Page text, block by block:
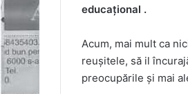
educațional .
Acum, mai mult ca
reușitele, să il
preocupările și mai